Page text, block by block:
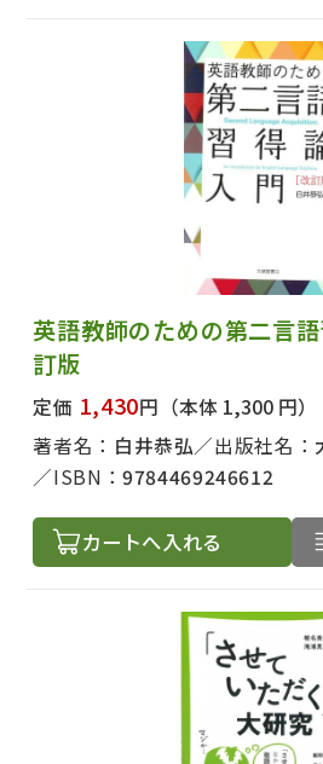
英語教師のための第二言
訂版
定価 1,430円 （本体 1,300 円）
著者名： 白井恭弘 出版社名：
ISBN：9784469246612
カートへ入れる